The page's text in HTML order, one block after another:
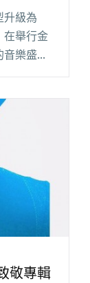
升級為
在舉行金
樂盛事
第九屆
敬專輯